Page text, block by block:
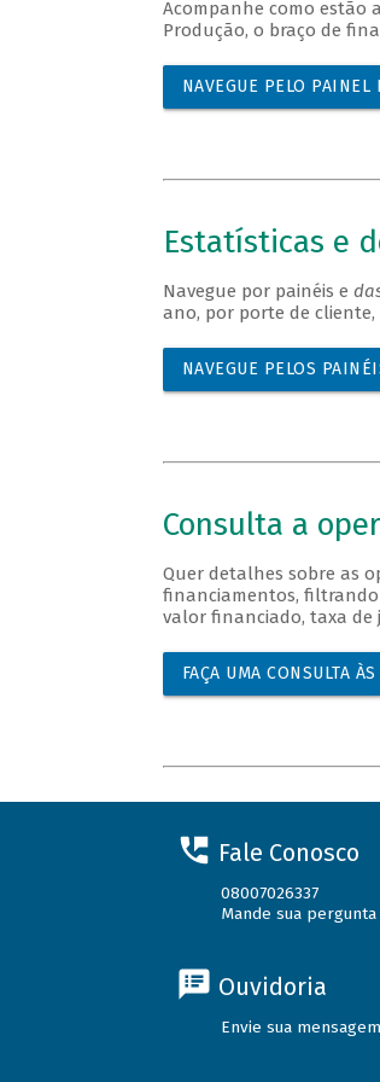
Acompanhe como estão
Produção, o braço de
NAVEGUE PELO
Estatísticas e
Navegue por painéis e
ano, por porte de
NAVEGUE PELOS
Consulta a
Quer detalhes sobre as
financiamentos, filtrando
valor financiado, taxa de
FAÇA UMA CONSULTA
Fale Conosco
08007026337
Mande sua pergunta
Ouvidoria
Envie sua mensagem